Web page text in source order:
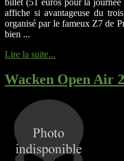
affiche si avantageuse du
organisé par le fameux Z7 de
bien ...
Lire la suite...
Wacken Open Air